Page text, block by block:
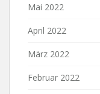
Mai 2022
April 2022
März 2022
Februar 2022